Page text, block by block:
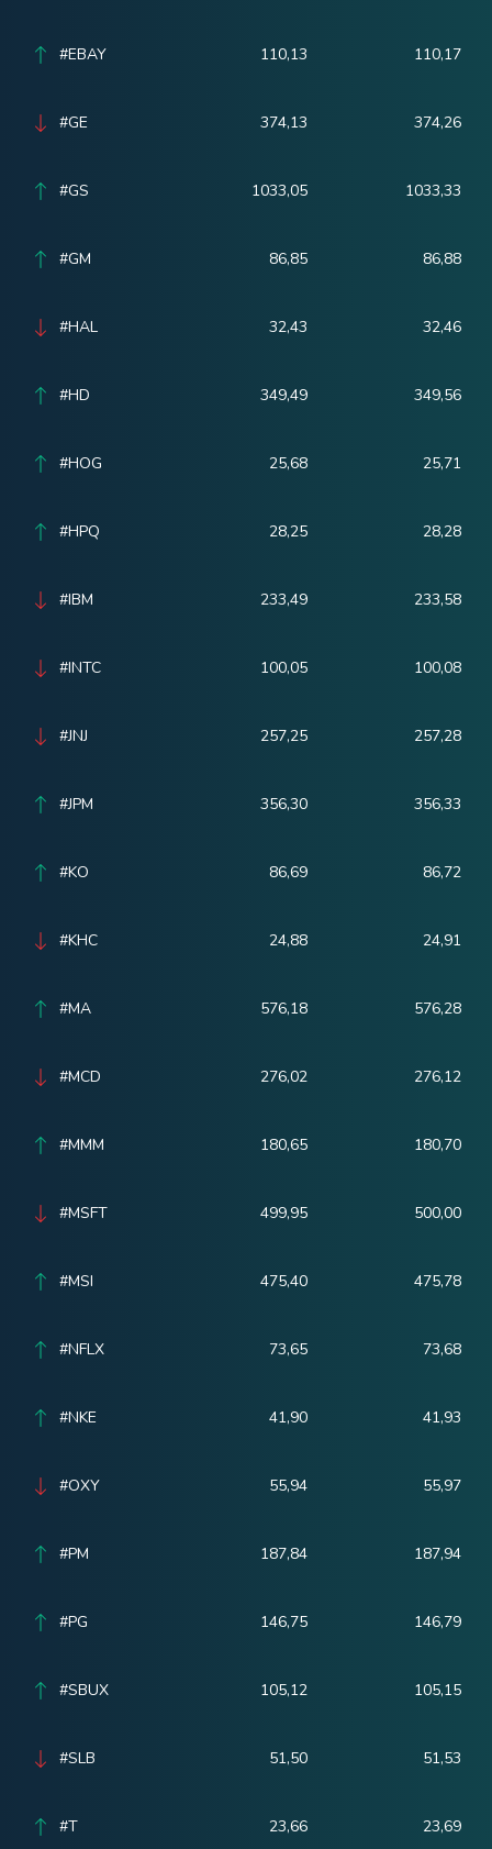
#EBAY 110,13 110,17
#GE 374,13 374,26
#GS 1033,05 1033,33
#GM 86,85 86,88
#HAL 32,43 32,46
#HD 349,49 349,56
#HOG 25,68 25,71
#HPQ 28,25 28,28
#IBM 233,49 233,58
#INTC 100,05 100,08
#JNJ 257,25 257,28
#JPM 356,30 356,33
#KO 86,69 86,72
#KHC 24,88 24,91
#MA 576,18 576,28
#MCD 276,02 276,12
#MMM 180,65 180,70
#MSFT 499,95 500,00
#MSI 475,40 475,78
#NFLX 73,65 73,68
#NKE 41,90 41,93
#OXY 55,94 55,97
#PM 187,84 187,94
#PG 146,75 146,79
#SBUX 105,12 105,15
#SLB 51,50 51,53
#T 23,66 23,69